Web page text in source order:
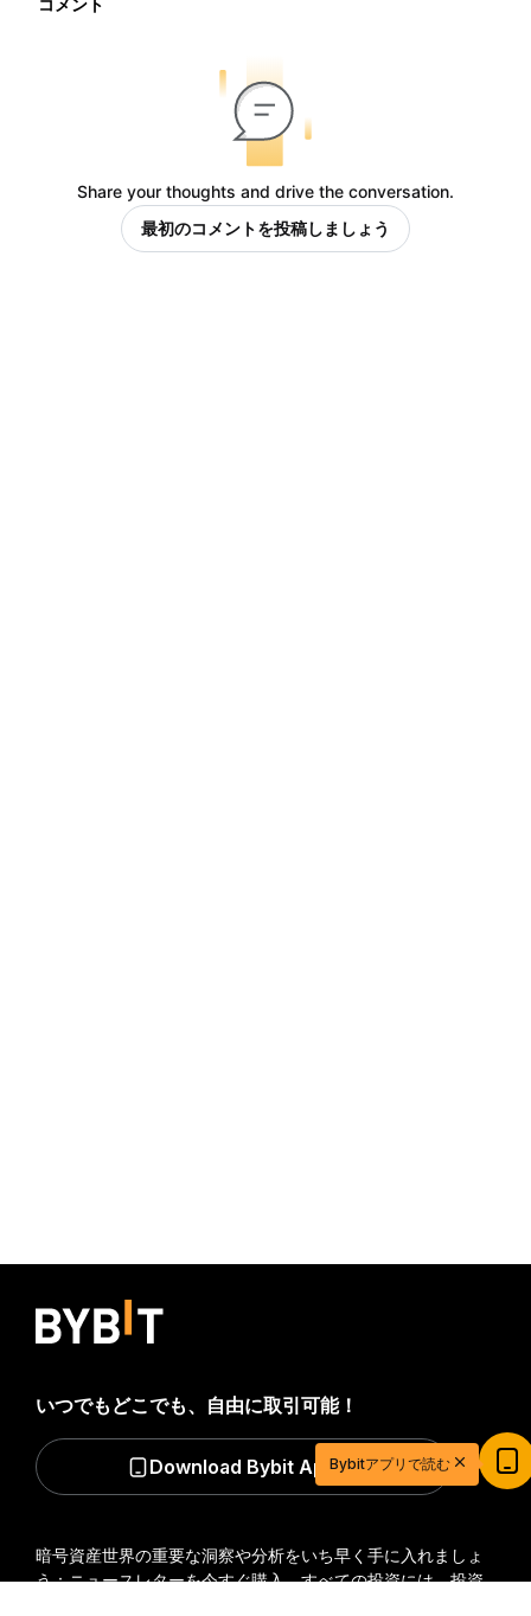
コメント
Share your thoughts and drive the conversation.
最初のコメントを投稿しましょう
暗号資産世界の重要な洞察や分析をいち早く手に入れましょ
う：ニュースレターを今すぐ購入。すべての投資には、投資
いつでもどこでも、自由に取引可能！
Download Bybit App
20ドル相当の特典ゲットで取引を始めよう
新規登録＆取引で20ドル相当の獲得チャンス！Bybitアプリで読む